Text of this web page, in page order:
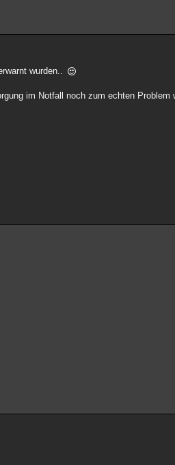
wurden..
im Notfall noch zum echten Problem